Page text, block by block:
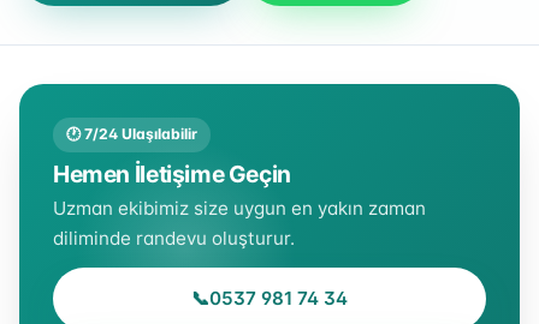
🕐 7/24 Ulaşılabilir
Hemen İletişime Geçin
Uzman ekibimiz size uygun en yakın zaman
diliminde randevu oluşturur.
📞0537 981 74 34